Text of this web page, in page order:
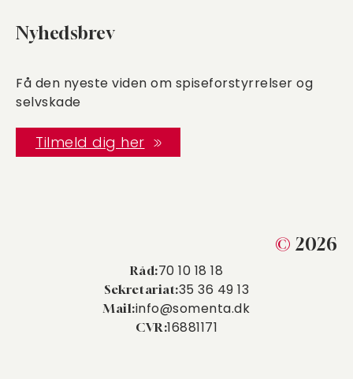
Nyhedsbrev
Få den nyeste viden om spiseforstyrrelser og
selvskade
Tilmeld dig her
© 2026
Råd:70 10 18 18
Sekretariat:35 36 49 13
Mail:info@somenta.dk
CVR:16881171